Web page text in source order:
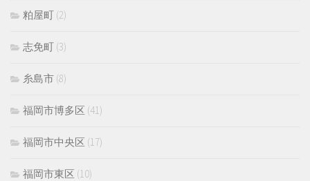
粕屋町 (2)
志免町 (3)
糸島市 (8)
福岡市博多区 (41)
福岡市中央区 (17)
福岡市東区 (10)